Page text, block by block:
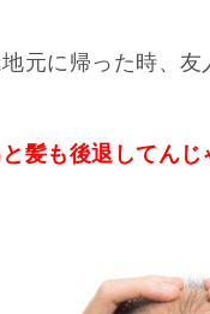
元に帰った時、友
髪も後退してんじ